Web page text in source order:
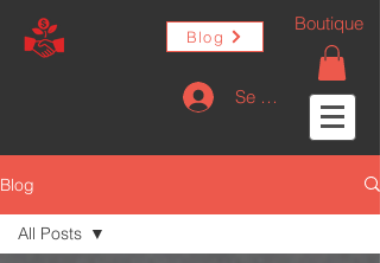
Blog
Se connecter
Boutique
Blog
All Posts